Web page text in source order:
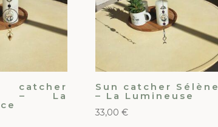
– La
Sun catcher Sélène
– La Lumineuse
33,00€